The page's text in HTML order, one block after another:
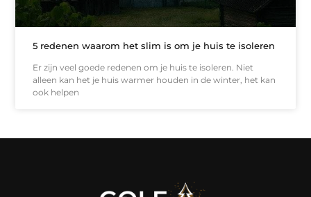
5 redenen waarom het slim is om je huis te isoleren
Er zijn veel goede redenen om je huis te isoleren. Niet
alleen kan het je huis warmer houden in de winter, het kan
ook helpen